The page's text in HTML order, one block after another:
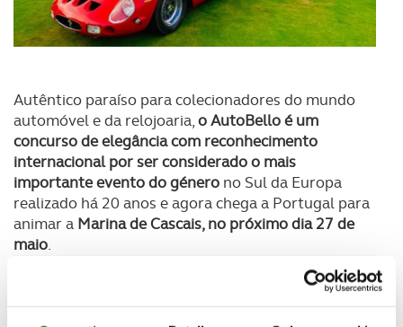
Autêntico paraíso para colecionadores do mundo
automóvel e da relojoaria,o AutoBello é um
concurso de elegância com reconhecimento
internacional por ser considerado o mais
importante evento do género no Sul da Europa
realizado há 20 anos e agora chega a Portugal para
animar a Marina de Cascais, no próximo dia 27 de
maio.
Receba as novidades do mundo automóvel e